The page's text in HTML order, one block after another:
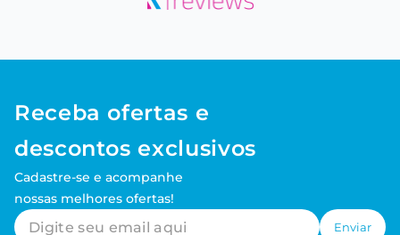
Receba ofertas e
descontos exclusivos
Cadastre-se e acompanhe
nossas melhores ofertas!
Enviar